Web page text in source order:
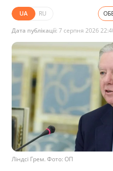
UA RU
Дата публікації:7 серпня 2026
Ліндсі Грем. Фото: ОП